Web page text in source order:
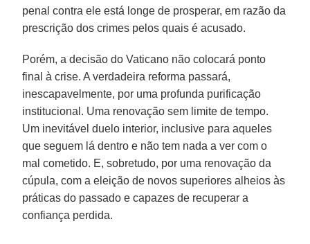
penal contra ele está longe de prosperar, em razão da
prescrição dos crimes pelos quais é acusado.
Porém, a decisão do Vaticano não colocará ponto
final à crise. A verdadeira reforma passará,
inescapavelmente, por uma profunda purificação
institucional. Uma renovação sem limite de tempo.
Um inevitável duelo interior, inclusive para aqueles
que seguem lá dentro e não tem nada a ver com o
mal cometido. E, sobretudo, por uma renovação da
cúpula, com a eleição de novos superiores alheios às
práticas do passado e capazes de recuperar a
confiança perdida.